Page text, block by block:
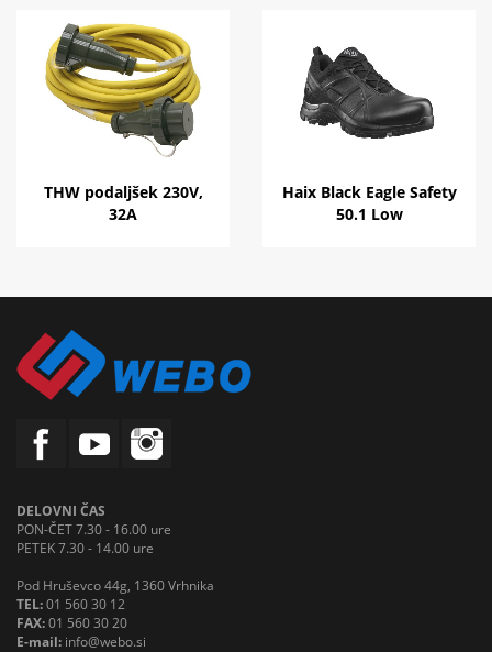
THW podaljšek 230V,
32A
Haix Black Eagle Safety
50.1 Low
DELOVNI ČAS
PON-ČET 7.30 - 16.00 ure
PETEK 7.30 - 14.00 ure
Pod Hruševco 44g, 1360 Vrhnika
TEL:01 560 30 12
FAX:01 560 30 20
E-mail: info@webo.si